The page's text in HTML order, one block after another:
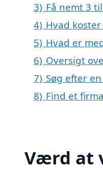
3) Få nemt 3
4) Hvad
5) Hvad er
6) Oversigt
7) Søg efter
8) Find et
Værd at